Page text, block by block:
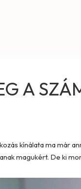
A
kínálata ma már
magukért. De ki